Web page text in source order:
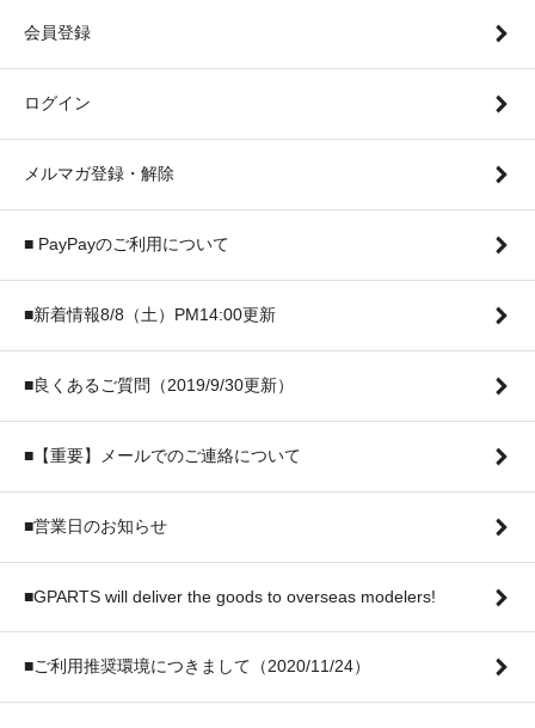
会員登録
ログイン
メルマガ登録・解除
■ PayPayのご利用について
■新着情報8/8（土）PM14:00更新
■良くあるご質問（2019/9/30更新）
■【重要】メールでのご連絡について
■営業日のお知らせ
■GPARTS will deliver the goods to overseas modelers!
■ご利用推奨環境につきまして（2020/11/24）